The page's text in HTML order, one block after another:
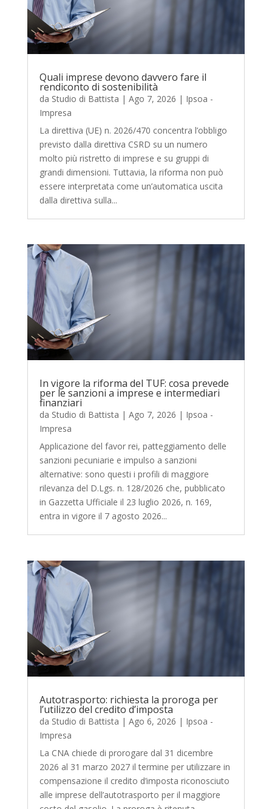
Quali imprese devono davvero fare il
rendiconto di sostenibilità
da Studio di Battista | Ago 7, 2026 | Ipsoa -
Impresa
La direttiva (UE) n. 2026/470 concentra l’obbligo
previsto dalla direttiva CSRD su un numero
molto più ristretto di imprese e su gruppi di
grandi dimensioni. Tuttavia, la riforma non può
essere interpretata come un’automatica uscita
dalla direttiva sulla...
In vigore la riforma del TUF: cosa prevede
per le sanzioni a imprese e intermediari
finanziari
da Studio di Battista | Ago 7, 2026 | Ipsoa -
Impresa
Applicazione del favor rei, patteggiamento delle
sanzioni pecuniarie e impulso a sanzioni
alternative: sono questi i profili di maggiore
rilevanza del D.Lgs. n. 128/2026 che, pubblicato
in Gazzetta Ufficiale il 23 luglio 2026, n. 169,
entra in vigore il 7 agosto 2026...
Autotrasporto: richiesta la proroga per
l’utilizzo del credito d’imposta
da Studio di Battista | Ago 6, 2026 | Ipsoa -
Impresa
La CNA chiede di prorogare dal 31 dicembre
2026 al 31 marzo 2027 il termine per utilizzare in
compensazione il credito d’imposta riconosciuto
alle imprese dell’autotrasporto per il maggiore